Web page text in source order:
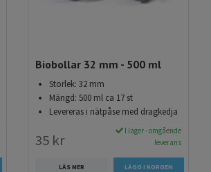
Biobollar 32 mm - 500 ml
Storlek: 32 mm
Mängd: 500 ml ca 17 st
Levereras i nätpåse med dragkedja
35 kr
I lager - omgående
leverans
LÄS MER